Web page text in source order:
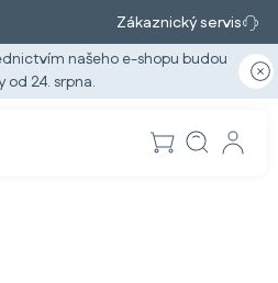
Zákaznický servis
našeho e-shopu budou
od 24. srpna.